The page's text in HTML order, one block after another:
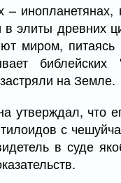
элиты древних
миром, питаясь
библейских
на Земле.
утверждал, что
с
в суде